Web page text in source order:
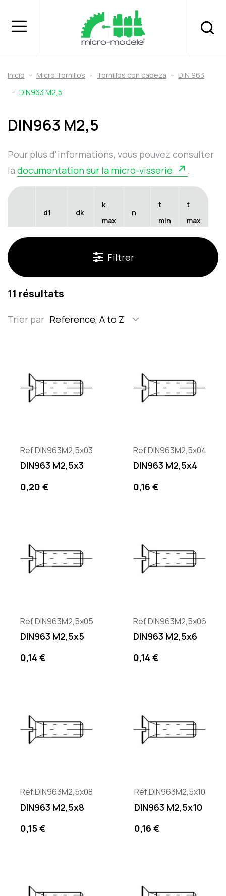
Inicio Micro Tornillos Tornillos con cabeza
DIN 963
DIN963 M2,5
DIN963 M2,5
Pour plus d'informations, vous pouvez consulter
la documentation sur la micro-visserie .
d1 dk
k
max
n
t
min
t
max
1,5 0,6
Filtrer
11 résultats
Trier par Reference, A to Z
Réf.DIN963M2,5x03
DIN963 M2,5x3
Precio
0,20 €
Réf.DIN963M2,5x04
DIN963 M2,5x4
Precio
0,16 €
Réf.DIN963M2,5x05
DIN963 M2,5x5
Precio
0,14 €
Réf.DIN963M2,5x06
DIN963 M2,5x6
Precio
0,14 €
Réf.DIN963M2,5x08
DIN963 M2,5x8
Precio
0,15 €
Réf.DIN963M2,5x10
DIN963 M2,5x10
Precio
0,16 €